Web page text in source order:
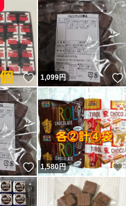
いいね！
1,099円
いいね！
1,580円